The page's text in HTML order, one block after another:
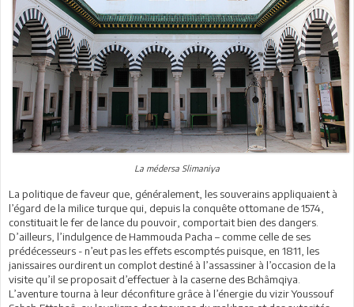
La médersa Slimaniya
La politique de faveur que, généralement, les souverains appliquaient à
l’égard de la milice turque qui, depuis la conquête ottomane de 1574,
constituait le fer de lance du pouvoir, comportait bien des dangers.
D’ailleurs, l’indulgence de Hammouda Pacha – comme celle de ses
prédécesseurs - n’eut pas les effets escomptés puisque, en 1811, les
janissaires ourdirent un complot destiné à l’assassiner à l’occasion de la
visite qu’il se proposait d’effectuer à la caserne des Bchâmqiya.
L’aventure tourna à leur déconfiture grâce à l’énergie du vizir Youssouf